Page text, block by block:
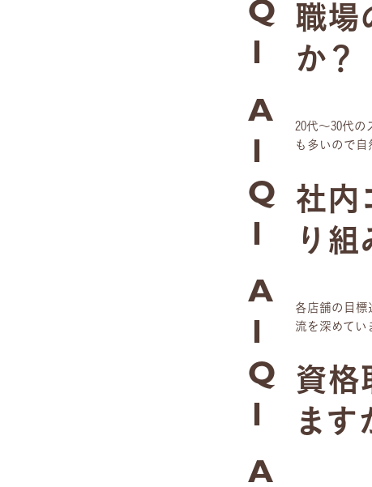
Q
1
職場
か？
A
1
20代～30代
も多いので自
Q
1
社内
り
A
1
各店舗の目標
流を深めてい
Q
1
資格
ます
A